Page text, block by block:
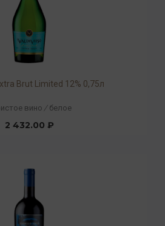
Brut Limited 12% 0,75л
вино / белое
2 432.00 ₽